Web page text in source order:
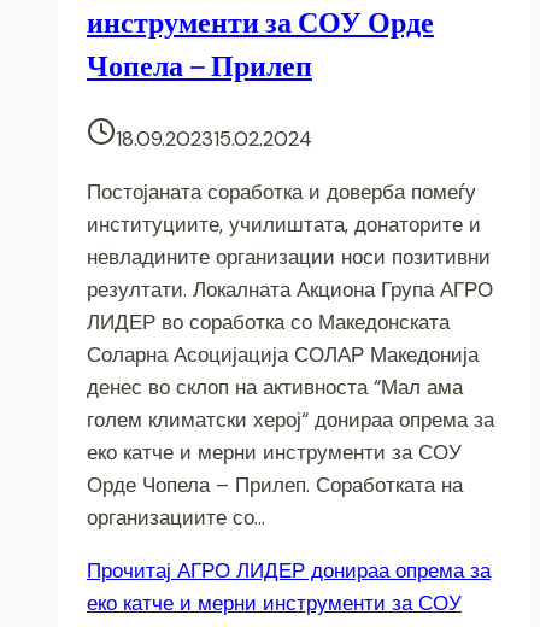
инструменти за СОУ Орде
Чопела – Прилеп
18.09.202315.02.2024
Постојаната соработка и доверба помеѓу
институциите, училиштата, донаторите и
невладините организации носи позитивни
резултати. Локалната Акциона Група АГРО
ЛИДЕР во соработка со Македонската
Соларна Асоцијација СОЛАР Македонија
денес во склоп на активноста “Мал ама
голем климатски херој“ донираа опрема за
еко катче и мерни инструменти за СОУ
Орде Чопела – Прилеп. Соработката на
организациите со…
Прочитај АГРО ЛИДЕР донираа опрема за
еко катче и мерни инструменти за СОУ